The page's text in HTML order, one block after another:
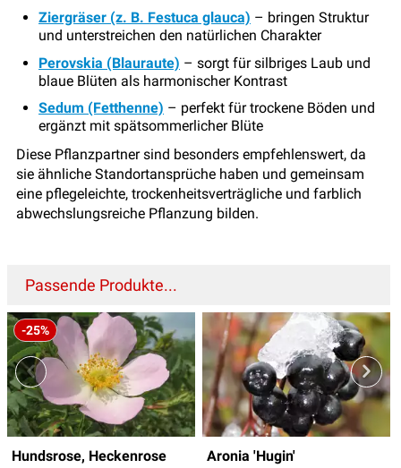
Ziergräser (z. B. Festuca glauca) – bringen Struktur
und unterstreichen den natürlichen Charakter
Perovskia (Blauraute) – sorgt für silbriges Laub und
blaue Blüten als harmonischer Kontrast
Sedum (Fetthenne) – perfekt für trockene Böden und
ergänzt mit spätsommerlicher Blüte
Diese Pflanzpartner sind besonders empfehlenswert, da
sie ähnliche Standortansprüche haben und gemeinsam
eine pflegeleichte, trockenheitsverträgliche und farblich
abwechslungsreiche Pflanzung bilden.
Passende Produkte...
-25%
Hundsrose, Heckenrose Aronia 'Hugin'